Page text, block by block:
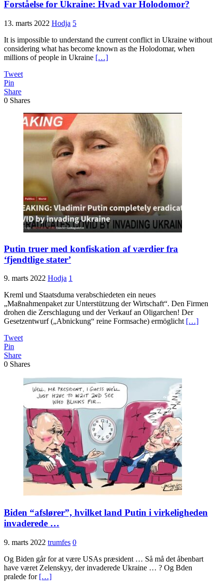
Forståelse for Ukraine: Hvad var Holodomor?
13. marts 2022 Hodja 5
It is impossible to understand the current conflict in Ukraine without
considering what has become known as the Holodomar, when
millions of people in Ukraine […]
Tweet
Pin
Share
0 Shares
Putin truer med konfiskation af værdier fra
‘fjendtlige stater’
9. marts 2022 Hodja 1
Kreml und Staatsduma verabschiedeten ein neues
„Maßnahmenpaket zur Unterstützung der Wirtschaft“. Den Firmen
drohen die Zerschlagung und der Verkauf an Oligarchen! Der
Gesetzentwurf („Abnickung“ reine Formsache) ermöglicht […]
Tweet
Pin
Share
0 Shares
Biden “afslører”, hvilket land Putin i virkeligheden
invaderede …
9. marts 2022 trumfes 0
Og Biden går for at være USAs præsident … Så må det åbenbart
have været Zelenskyy, der invaderede Ukraine … ? Og Bden
pralede for […]